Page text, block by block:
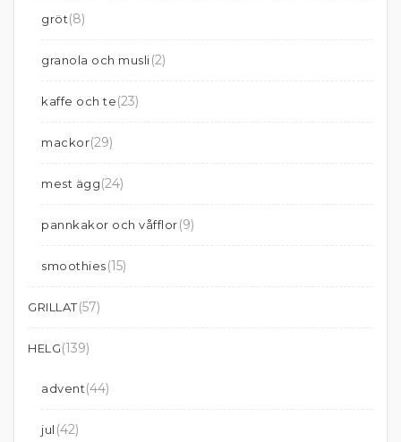
gröt(8)
granola och musli(2)
kaffe och te(23)
mackor(29)
mest ägg(24)
pannkakor och våfflor(9)
smoothies(15)
GRILLAT(57)
HELG(139)
advent(44)
jul (42)